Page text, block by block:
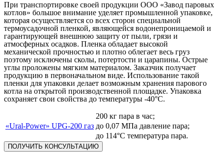
При транспортировке своей продукции ООО «Завод паровых
котлов» большое внимание уделяет промышленной упаковке,
которая осуществляется со всех сторон специальной
термоусадочной пленкой, являющейся водонепроницаемой и
гарантирующей внешнюю защиту от пыли, грязи и
атмосферных осадков. Пленка обладает высокой
механической прочностью и плотно облегает весь груз
поэтому исключены сколы, потертости и царапины. Острые
углы проложены мягким материалом. Заказчик получает
продукцию в первоначальном виде. Использование такой
пленки для упаковки делает возможным хранения парового
котла на открытой производственной площадке. Упаковка
сохраняет свои свойства до температуры -40°С.
«Ural-Power» UPG-200 газ
200 кг пара в час;
до 0,07 МПа давление пара;
до 114°С температура пара.
ПОЛУЧИТЬ КОНСУЛЬТАЦИЮ